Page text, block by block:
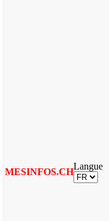
MESINFOS.CH
Langue